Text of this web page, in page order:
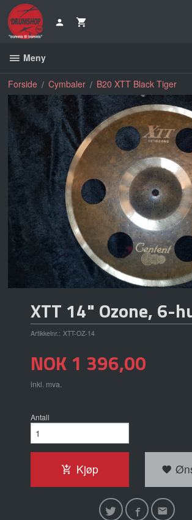
innholdet
Meny
Forside Cymbaler B20 XTT Black Tiger
XTT 14" Ozone, 6-
Artikkelnr.: XTT-OZ-14
Pris
NOK1 396,00
inkl. mva.
Antall
Kjøp